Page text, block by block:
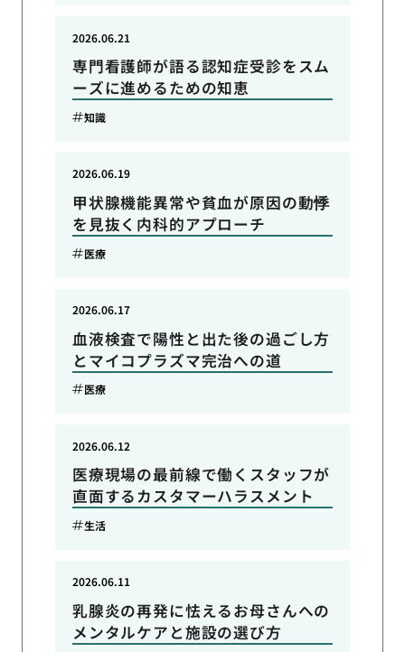
専門看護師が語る認知症受診をスム
ーズに進めるための知恵
2026.06.21
知識
甲状腺機能異常や貧血が原因の動悸
を見抜く内科的アプローチ
2026.06.19
医療
血液検査で陽性と出た後の過ごし方
とマイコプラズマ完治への道
2026.06.17
医療
医療現場の最前線で働くスタッフが
直面するカスタマーハラスメント
2026.06.12
生活
乳腺炎の再発に怯えるお母さんへの
メンタルケアと施設の選び方
2026.06.11